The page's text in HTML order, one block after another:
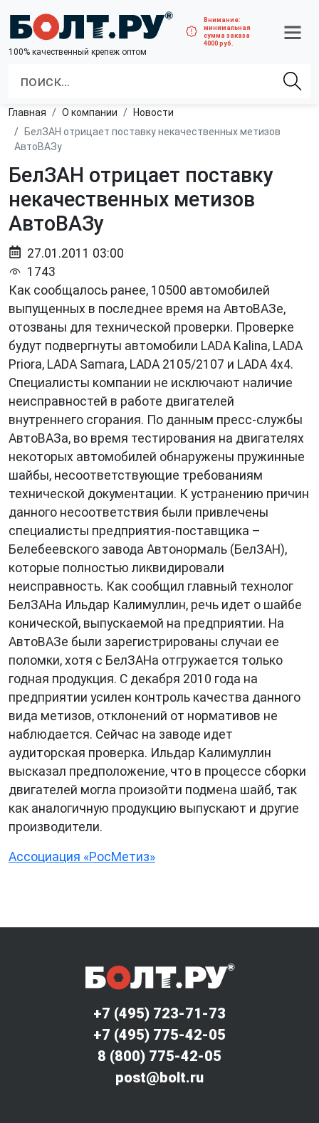
100% качественный крепеж оптом
Внимание:
минимальная
сумма заказа
4000 руб.
Главная О компании
Новости
БелЗАН отрицает поставку некачественных метизов
АвтоВАЗу
БелЗАН отрицает поставку
некачественных метизов
АвтоВАЗу
27.01.2011 03:00
1743
Как сообщалось ранее, 10500 автомобилей
выпущенных в последнее время на АвтоВАЗе,
отозваны для технической проверки. Проверке
будут подвергнуты автомобили LADA Kalina, LADA
Priora, LADA Samara, LADA 2105/2107 и LADA 4x4.
Специалисты компании не исключают наличие
неисправностей в работе двигателей
внутреннего сгорания. По данным пресс-службы
АвтоВАЗа, во время тестирования на двигателях
некоторых автомобилей обнаружены пружинные
шайбы, несоответствующие требованиям
технической документации. К устранению причин
данного несоответствия были привлечены
специалисты предприятия-поставщика –
Белебеевского завода Автонормаль (БелЗАН),
которые полностью ликвидировали
неисправность. Как сообщил главный технолог
БелЗАНа Ильдар Калимуллин, речь идет о шайбе
конической, выпускаемой на предприятии. На
АвтоВАЗе были зарегистрированы случаи ее
поломки, хотя с БелЗАНа отгружается только
годная продукция. С декабря 2010 года на
предприятии усилен контроль качества данного
вида метизов, отклонений от нормативов не
наблюдается. Сейчас на заводе идет
аудиторская проверка. Ильдар Калимуллин
высказал предположение, что в процессе сборки
двигателей могла произойти подмена шайб, так
как аналогичную продукцию выпускают и другие
производители.
Ассоциация «РосМетиз»
+7 (495) 723-71-73
+7 (495) 775-42-05
8 (800) 775-42-05
post@bolt.ru